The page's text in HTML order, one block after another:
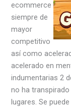
ecommerce
siempre de
mayor
competitivo
así­ como
acelerado en
indumentarias 2
no ha
lugares. Se